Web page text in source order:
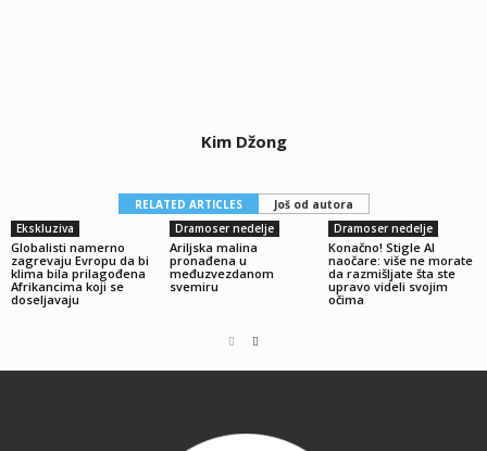
Kim Džong
RELATED ARTICLES
Još od autora
Ekskluziva
Globalisti namerno
zagrevaju Evropu da bi
klima bila prilagođena
Afrikancima koji se
doseljavaju
Dramoser nedelje
Ariljska malina
pronađena u
međuzvezdanom
svemiru
Dramoser nedelje
Konačno! Stigle AI
naočare: više ne morate
da razmišljate šta ste
upravo videli svojim
očima